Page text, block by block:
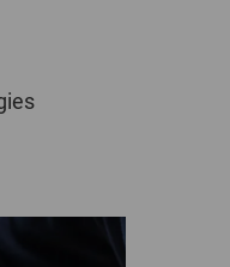
PACIFIC
AFRICA